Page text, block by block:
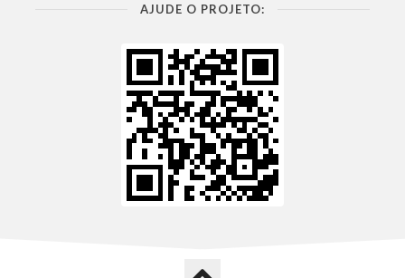
AJUDE O PROJETO: